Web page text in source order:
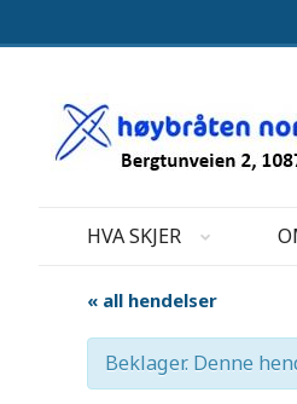
HVA SKJER
« all hendelser
Beklager. Denne